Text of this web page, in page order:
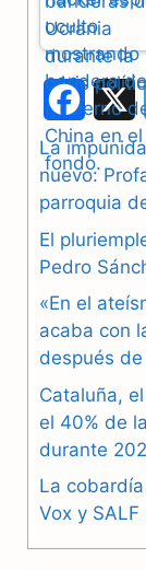
F
a
c
b
o
o
k
X
La
nuevo:
parroquia
El
Pedro
«En el
acaba con
después
Cataluña,
el 40% de
durante
La
Vox y